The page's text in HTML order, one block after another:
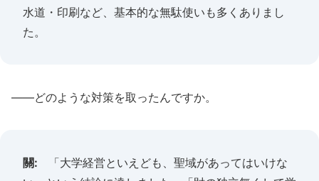
水道・印刷など、基本的な無駄使いも多くありまし
た。
――どのような対策を取ったんですか。
關: 「大学経営といえども、聖域があってはいけな